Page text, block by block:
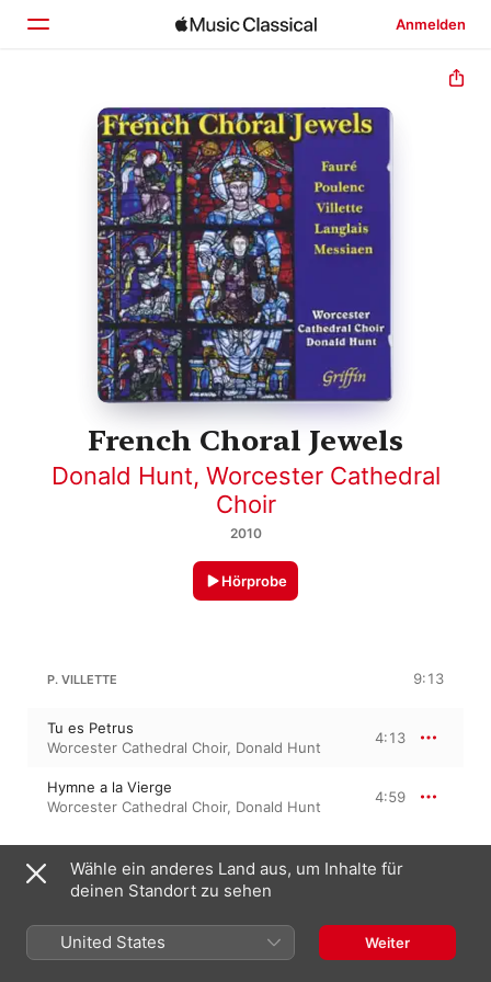
Anmelden
Startseite
Entdecken
Suchen
French Choral Jewels
Donald Hunt, Worcester Cathedral
Choir
2010
Hörprobe
P. VILLETTE 9:13
Tu es Petrus
Worcester Cathedral Choir, Donald Hunt
4:13
Hymne a la Vierge
Worcester Cathedral Choir, Donald Hunt
4:59
GABRIEL FAURÉ
Messe basse
Worcester Cathedral Choir
Donald Hunt
2:21
Wähle ein anderes Land aus, um Inhalte für
deinen Standort zu sehen
United States Weiter